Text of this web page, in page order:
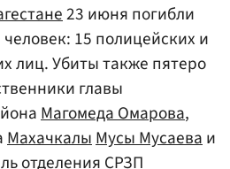
23 июня погибли
15 полицейских и
лиц. Убиты также пятеро
главы
Магомеда Омарова,
Махачкалы Мусы Мусаева и
отделения СРЗП